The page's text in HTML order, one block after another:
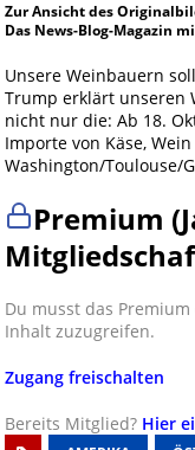
Zur Ansicht des
Das News-Blog-Magazin
Unsere Weinbauern
Trump erklärt unseren
nicht nur die: Ab 18.
Importe von Käse,
Washington/Toulouse/
Premium
Du musst das
Inhalt zuzugreifen.
Zugang freischalten
Bereits Mitglied? Hier